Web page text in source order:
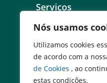
Nós usamos
Utilizamos cookies
de acordo com a
de Cookies , ao
estas condições.
Serviços
Expresso Goiás
Expresso
Expresso Servidor
SEI Governadoria
Cadastro de